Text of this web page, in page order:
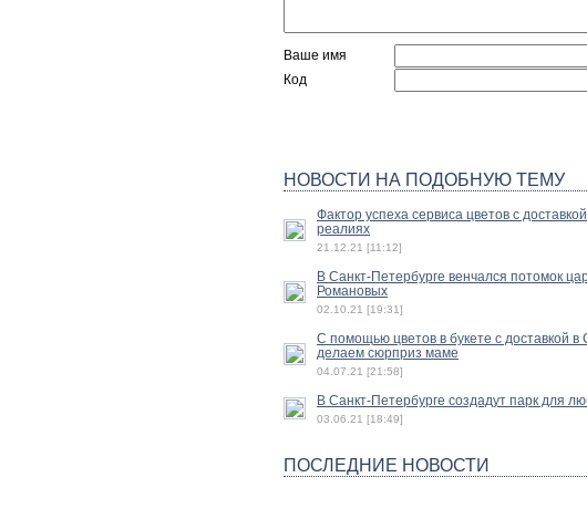
Ваше имя
Код
НОВОСТИ НА ПОДОБНУЮ ТЕМУ
Фактор успеха сервиса цветов с
реалиях
21.12.21 [11:12]
В Санкт-Петербурге венчался потомок
Романовых
02.10.21 [19:31]
С помощью цветов в букете с доставкой в
делаем сюрприз маме
04.07.21 [21:58]
В Санкт-Петербурге создадут парк для
03.06.21 [18:49]
ПОСЛЕДНИЕ НОВОСТИ